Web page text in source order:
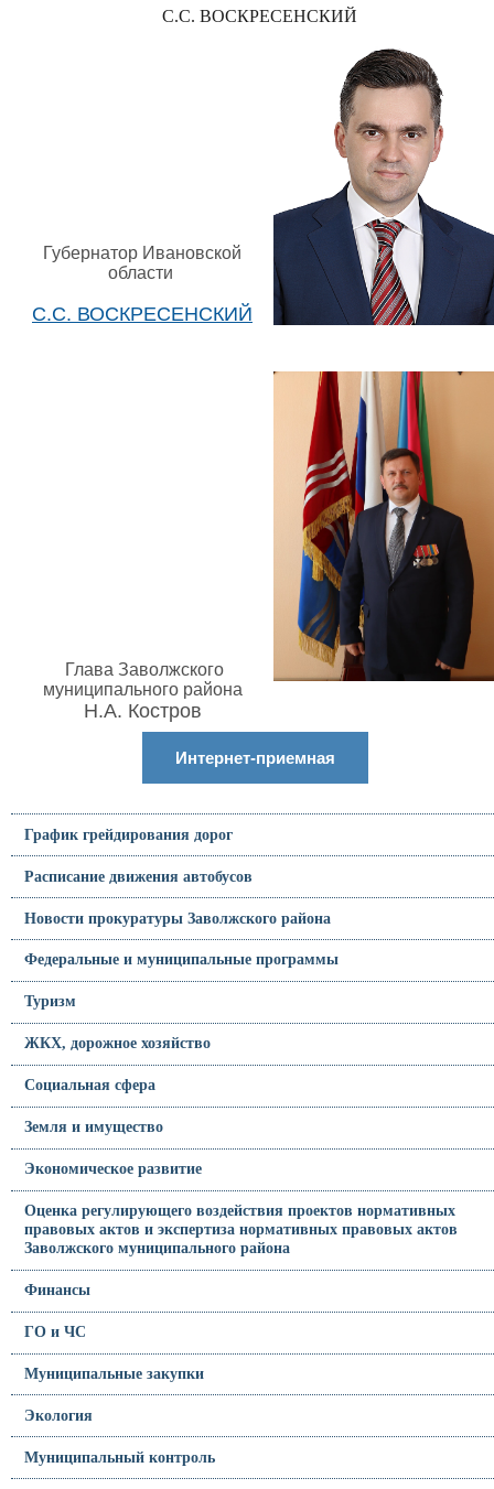
С.С. ВОСКРЕСЕНСКИЙ
Губернатор Ивановской
области
С.С. ВОСКРЕСЕНСКИЙ
Глава Заволжского
муниципального района
Н.А. Костров
Интернет-приемная
График грейдирования дорог
Расписание движения автобусов
Новости прокуратуры Заволжского района
Федеральные и муниципальные программы
Туризм
ЖКХ, дорожное хозяйство
Социальная сфера
Земля и имущество
Экономическое развитие
Оценка регулирующего воздействия проектов нормативных
правовых актов и экспертиза нормативных правовых актов
Заволжского муниципального района
Финансы
ГО и ЧС
Муниципальные закупки
Экология
Муниципальный контроль